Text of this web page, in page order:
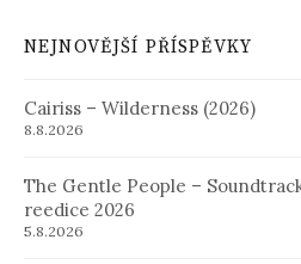
NEJNOVĚJŠÍ PŘÍSPĚVKY
Cairiss – Wilderness (2026)
8.8.2026
The Gentle People –
reedice 2026
5.8.2026